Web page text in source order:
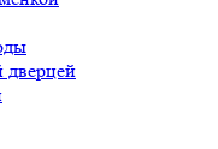
дверцей